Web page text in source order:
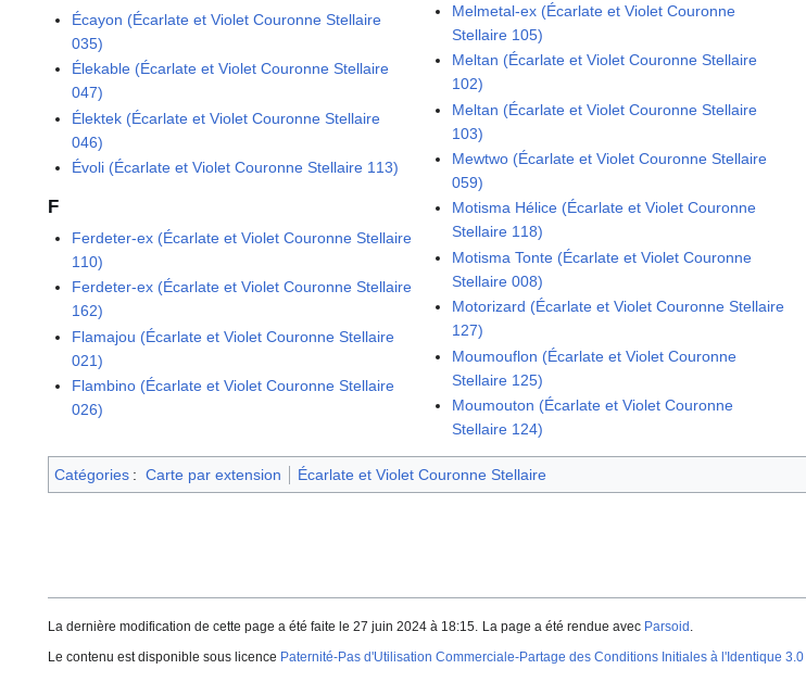
Écayon (Écarlate et Violet Couronne Stellaire
035)
Élekable (Écarlate et Violet Couronne Stellaire
047)
Élektek (Écarlate et Violet Couronne Stellaire
046)
Évoli (Écarlate et Violet Couronne Stellaire 113)
F
Ferdeter-ex (Écarlate et Violet Couronne Stellaire
110)
Ferdeter-ex (Écarlate et Violet Couronne Stellaire
162)
Flamajou (Écarlate et Violet Couronne Stellaire
021)
Flambino (Écarlate et Violet Couronne Stellaire
026)
Melmetal-ex (Écarlate et Violet Couronne
Stellaire 105)
Meltan (Écarlate et Violet Couronne Stellaire
102)
Meltan (Écarlate et Violet Couronne Stellaire
103)
Mewtwo (Écarlate et Violet Couronne Stellaire
059)
Motisma Hélice (Écarlate et Violet Couronne
Stellaire 118)
Motisma Tonte (Écarlate et Violet Couronne
Stellaire 008)
Motorizard (Écarlate et Violet Couronne Stellaire
127)
Moumouflon (Écarlate et Violet Couronne
Stellaire 125)
Moumouton (Écarlate et Violet Couronne
Stellaire 124)
Catégories : Carte par extension Écarlate et Violet Couronne Stellaire
La dernière modification de cette page a été faite le 27 juin 2024 à 18:15. La page a été rendue avec Parsoid
Le contenu est disponible sous licence Paternité-Pas d'Utilisation Commerciale-Partage des Conditions Initiales à l'Identique 3.0